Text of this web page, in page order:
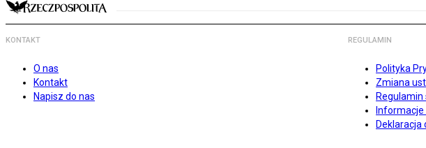
KONTAKT
O nas
Kontakt
Napisz do nas
REGULAMIN
Polityka
Zmiana
Regulamin
Deklaracja